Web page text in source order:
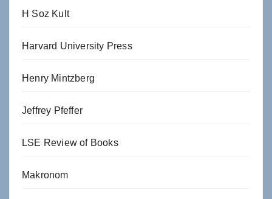
H Soz Kult
Harvard University Press
Henry Mintzberg
Jeffrey Pfeffer
LSE Review of Books
Makronom